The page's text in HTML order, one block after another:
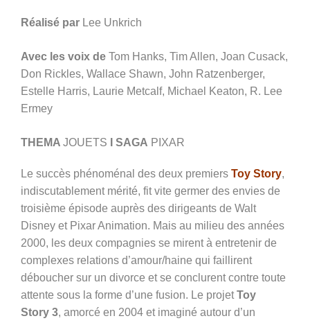
Réalisé par Lee Unkrich
Avec les voix de Tom Hanks, Tim Allen, Joan Cusack,
Don Rickles, Wallace Shawn, John Ratzenberger,
Estelle Harris, Laurie Metcalf, Michael Keaton, R. Lee
Ermey
THEMA JOUETS I SAGA PIXAR
Le succès phénoménal des deux premiers Toy Story,
indiscutablement mérité, fit vite germer des envies de
troisième épisode auprès des dirigeants de Walt
Disney et Pixar Animation. Mais au milieu des années
2000, les deux compagnies se mirent à entretenir de
complexes relations d’amour/haine qui faillirent
déboucher sur un divorce et se conclurent contre toute
attente sous la forme d’une fusion. Le projetToy
Story 3, amorcé en 2004 et imaginé autour d’un